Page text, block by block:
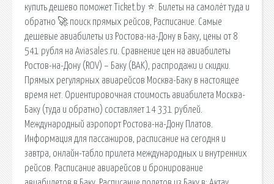
купить дешево поможет Ticket.by ⭐. Билеты на самолёт туда и
обратно 🚀 поиск прямых рейсов, Расписание. Самые
дешевые авиабилеты из Ростова-на-Дону в Баку, цены от 8
541 рубля на Aviasales.ru. Сравнение цен на авиабилеты
Ростов-на-Дону (ROV) – Баку (BAK), распродажи и скидки.
Прямых регулярных авиарейсов Москва-Баку в настоящее
время нет. Ориентировочная стоимость авиабилета Москва-
Баку (туда и обратно) составляет 14 331 рублей.
Международный аэропорт Ростова-на-Дону Платов.
Информация для пассажиров, расписание на сегодня и
завтра, онлайн-табло прилета международных и внутренних
рейсов. Расписание авиарейсов и бронирование